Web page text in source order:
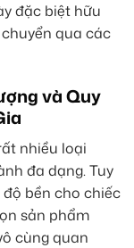
đặc biệt hữu
qua các
và Quy
nhiều loại
đa dạng. Tuy
bền cho chiếc
sản phẩm
cùng quan